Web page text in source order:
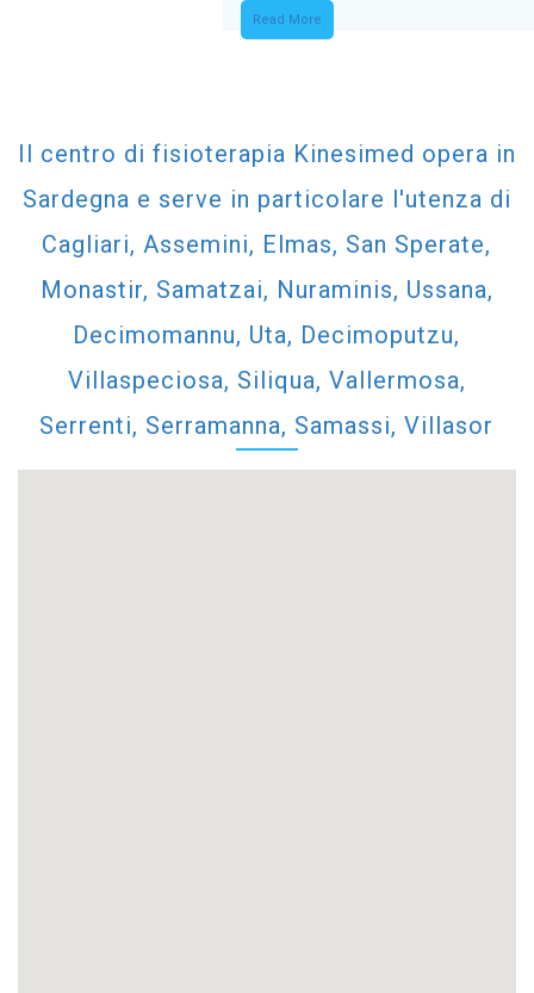
Read More
Il centro di fisioterapia Kinesimed opera in
Sardegna e serve in particolare l'utenza di
Cagliari, Assemini, Elmas, San Sperate,
Monastir, Samatzai, Nuraminis, Ussana,
Decimomannu, Uta, Decimoputzu,
Villaspeciosa, Siliqua, Vallermosa,
Serrenti, Serramanna, Samassi, Villasor